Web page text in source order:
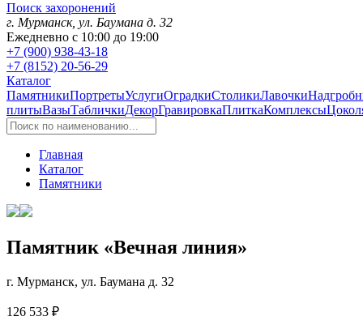
Поиск захоронений
г. Мурманск, ул. Баумана д. 32
Ежедневно с 10:00 до 19:00
+7 (900) 938-43-18
+7 (8152) 20-56-29
Каталог
ПамятникиПортретыУслугиОградкиСтоликиЛавочки
плитыВазыТабличкиДекорГравировкаПлиткаКомплексы
Главная
Каталог
Памятники
Памятник «Вечная линия»
г. Мурманск, ул. Баумана д. 32
126 533 ₽